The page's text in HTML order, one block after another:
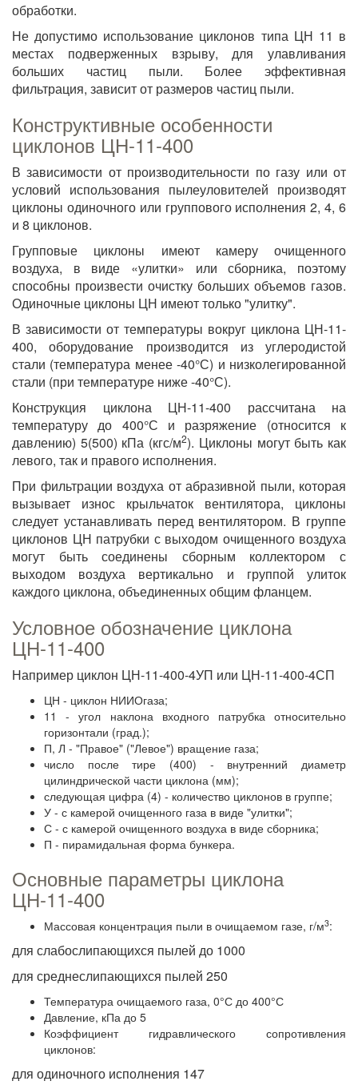
обработки.
Не допустимо использование циклонов типа ЦН 11 в
местах подверженных взрыву, для улавливания
больших частиц пыли. Более эффективная
фильтрация, зависит от размеров частиц пыли.
Конструктивные особенности
циклонов ЦН-11-400
В зависимости от производительности по газу или от
условий использования пылеуловителей производят
циклоны одиночного или группового исполнения 2, 4, 6
и 8 циклонов.
Групповые циклоны имеют камеру очищенного
воздуха, в виде «улитки» или сборника, поэтому
способны произвести очистку больших объемов газов.
Одиночные циклоны ЦН имеют только "улитку".
В зависимости от температуры вокруг циклона ЦН-11-
400, оборудование производится из углеродистой
стали (температура менее -40°С) и низколегированной
стали (при температуре ниже -40°С).
Конструкция циклона ЦН-11-400 рассчитана на
температуру до 400°С и разряжение (относится к
давлению) 5(500) кПа (кгс/м2). Циклоны могут быть как
левого, так и правого исполнения.
При фильтрации воздуха от абразивной пыли, которая
вызывает износ крыльчаток вентилятора, циклоны
следует устанавливать перед вентилятором. В группе
циклонов ЦН патрубки с выходом очищенного воздуха
могут быть соединены сборным коллектором с
выходом воздуха вертикально и группой улиток
каждого циклона, объединенных общим фланцем.
Условное обозначение циклона
ЦН-11-400
Например циклон ЦН-11-400-4УП или ЦН-11-400-4СП
ЦН - циклон НИИОгаза;
11 - угол наклона входного патрубка относительно
горизонтали (град.);
П, Л - "Правое" ("Левое") вращение газа;
число после тире (400) - внутренний диаметр
цилиндрической части циклона (мм);
следующая цифра (4) - количество циклонов в группе;
У - с камерой очищенного газа в виде "улитки";
С - с камерой очищенного воздуха в виде сборника;
П - пирамидальная форма бункера.
Основные параметры циклона
ЦН-11-400
Массовая концентрация пыли в очищаемом газе, г/м3:
для слабослипающихся пылей до 1000
для среднеслипающихся пылей 250
Температура очищаемого газа, 0°С до 400°С
Давление, кПа до 5
Коэффициент гидравлического сопротивления
циклонов:
для одиночного исполнения 147